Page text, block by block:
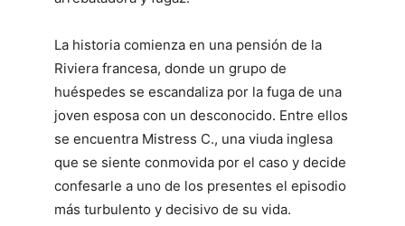
La historia comienza en una pensión de la
Riviera francesa, donde un grupo de
huéspedes se escandaliza por la fuga de una
joven esposa con un desconocido. Entre ellos
se encuentra Mistress C., una viuda inglesa
que se siente conmovida por el caso y decide
confesarle a uno de los presentes el episodio
más turbulento y decisivo de su vida.